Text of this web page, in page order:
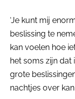
‘Je kunt mij
beslissing te
kan voelen hoe
het soms zijn dat
grote
nachtjes over